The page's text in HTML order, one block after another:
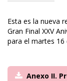
Esta es la nueva
Gran Final XXV
para el martes 16
Anexo II.